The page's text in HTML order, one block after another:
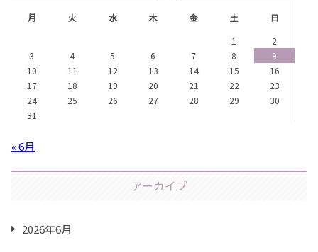
月 火 水 木 金 土
日
1
2
3
4 5 6 7 8
9
10
11 12 13 14 15
16
17
18 19 20 21 22
23
24
25 26 27 28 29
30
31
« 6月
アーカイブ
2026年6月